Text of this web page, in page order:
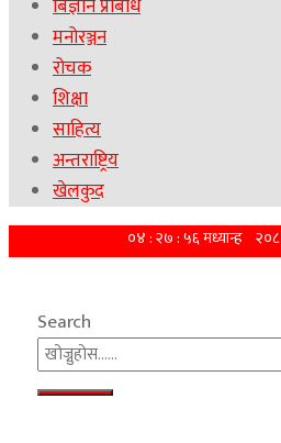
बिज्ञान प्रबिधि
मनोरञ्जन
रोचक
शिक्षा
साहित्य
अन्तराष्ट्रिय
खेलकुद
Search